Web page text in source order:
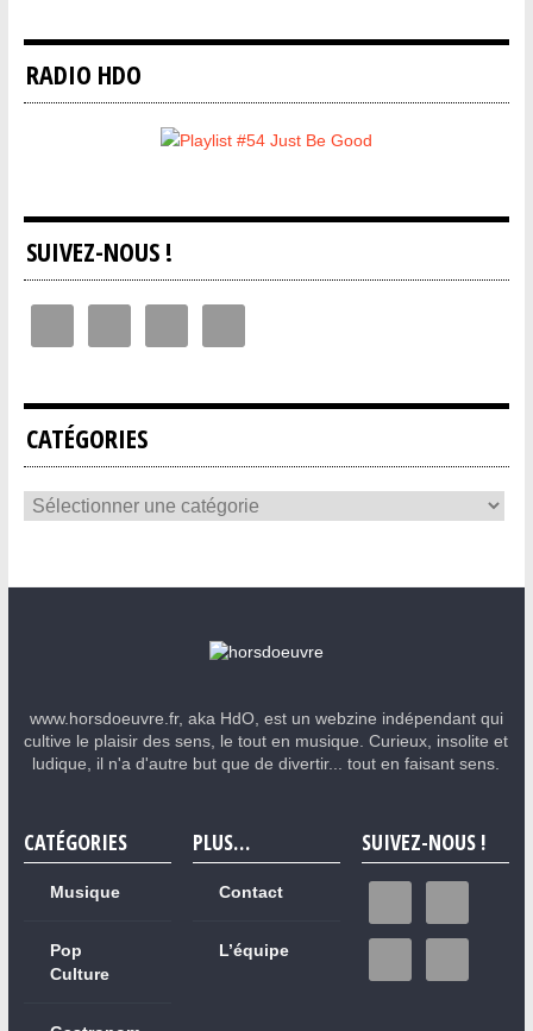
RADIO HDO
SUIVEZ-NOUS !
CATÉGORIES
www.horsdoeuvre.fr, aka HdO, est un webzine indépendant qui
cultive le plaisir des sens, le tout en musique. Curieux, insolite et
ludique, il n'a d'autre but que de divertir... tout en faisant sens.
CATÉGORIES
Musique
Pop
Culture
PLUS…
Contact
L’équipe
SUIVEZ-NOUS !